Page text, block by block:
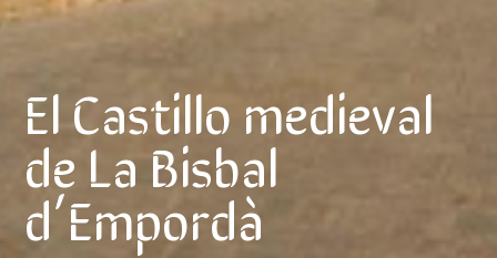
El Castillo medieval
de La Bisbal
d’Empordà